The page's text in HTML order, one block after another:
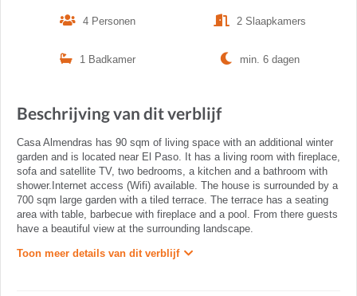
4 Personen 2 Slaapkamers
1 Badkamer min. 6 dagen
Beschrijving van dit verblijf
Casa Almendras has 90 sqm of living space with an additional winter
garden and is located near El Paso. It has a living room with fireplace,
sofa and satellite TV, two bedrooms, a kitchen and a bathroom with
shower.Internet access (Wifi) available. The house is surrounded by a
700 sqm large garden with a tiled terrace. The terrace has a seating
area with table, barbecue with fireplace and a pool. From there guests
have a beautiful view at the surrounding landscape.
Toon meer details van dit verblijf